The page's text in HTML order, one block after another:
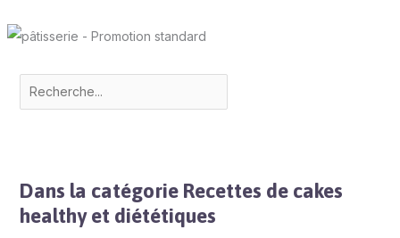
Dans la catégorie Recettes de cakes
healthy et diététiques